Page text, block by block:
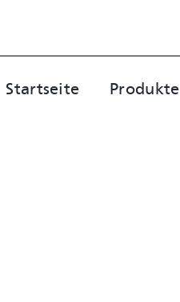
Startseite Produkte